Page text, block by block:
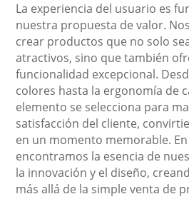
La experiencia del usuario es
nuestra propuesta de valor.
crear productos que no solo
atractivos, sino que también
funcionalidad excepcional.
colores hasta la ergonomía de
elemento se selecciona para
satisfacción del cliente,
en un momento memorable.
encontramos la esencia de
la innovación y el diseño,
más allá de la simple venta de